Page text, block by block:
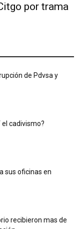
por trama
de Pdvsa y
el cadivismo?
sus oficinas en
recibieron mas de